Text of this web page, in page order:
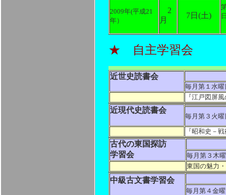
2009年(平成21
年）
2
月
7日(土)
★ 自主学習会
近世史読書会
毎月第１水曜
『江戸図屏
近現代史読書会
毎月第３火曜
『昭和史－
古代の東国探訪
学習会
毎月第３木
東国の魅力
中級古文書学習会
毎月第４金